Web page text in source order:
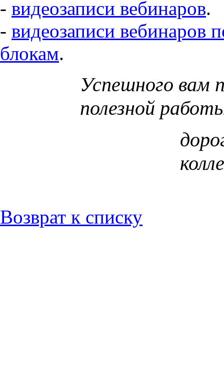
- видеозаписи вебинаров.
- видеозаписи вебинаров
блокам.
Успешного вам
полезной
Возврат к списку